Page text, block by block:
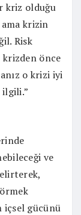
kriz olduğu
krizin
Risk
önce
o krizi iyi
ve
içsel gücünü